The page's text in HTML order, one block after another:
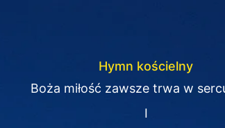
Hymn kościelny
Boża miłość zawsze trwa w
I